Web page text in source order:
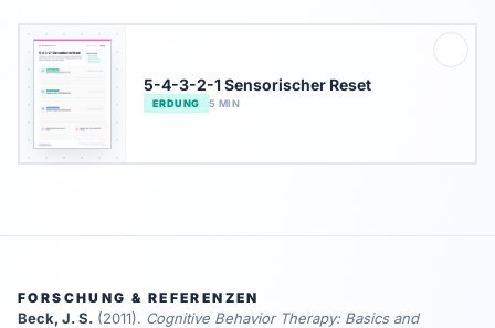
5-4-3-2-1 Sensorischer Reset
ERDUNG 5 MIN
FORSCHUNG & REFERENZEN
Beck, J. S. (2011). Cognitive Behavior Therapy: Basics and